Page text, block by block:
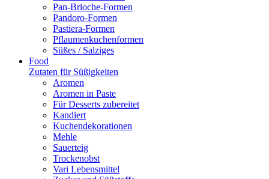
Pan-Brioche-Formen
Pandoro-Formen
Pastiera-Formen
Pflaumenkuchenformen
Süßes / Salziges
Food
Zutaten für Süßigkeiten
Aromen
Aromen in Paste
Für Desserts zubereitet
Kandiert
Kuchendekorationen
Mehle
Sauerteig
Trockenobst
Vari Lebensmittel